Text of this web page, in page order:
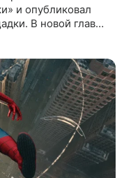
и опубликовал
В новой главе